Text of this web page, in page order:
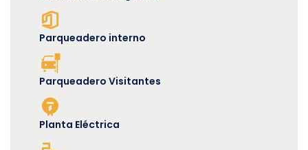
Parqueadero interno
Parqueadero Visitantes
Planta Eléctrica